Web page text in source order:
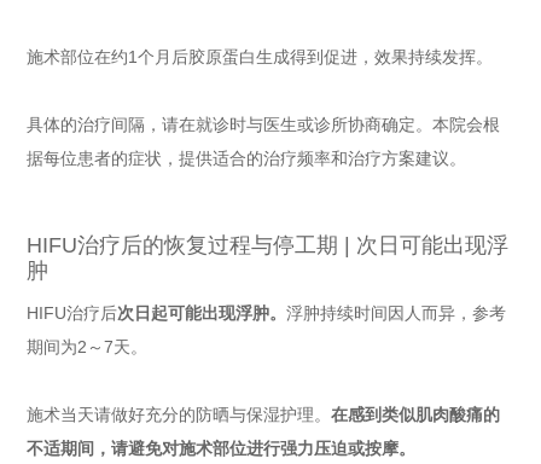
施术部位在约1个月后胶原蛋白生成得到促进，效果持续发挥。
具体的治疗间隔，请在就诊时与医生或诊所协商确定。本院会根
据每位患者的症状，提供适合的治疗频率和治疗方案建议。
HIFU治疗后的恢复过程与停工期 | 次日可能出现浮
肿
HIFU治疗后次日起可能出现浮肿。 浮肿持续时间因人而异，参考
期间为2～7天。
施术当天请做好充分的防晒与保湿护理。 在感到类似肌肉酸痛的
不适期间，请避免对施术部位进行强力压迫或按摩。